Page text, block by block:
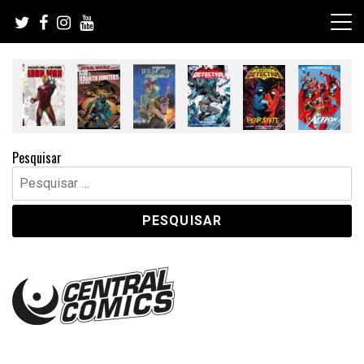
content
Pesquisar
Pesquisar
por: